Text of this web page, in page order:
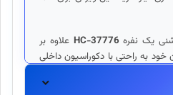
یک نفرهHC-37776 علاوه بر
خود به راحتی با دکوراسیون داخلی
بدهد و آن را زیباتر کند.